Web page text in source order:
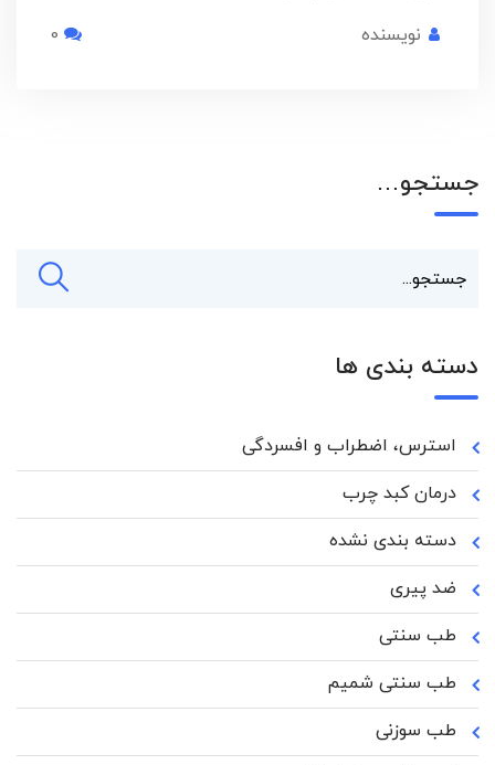
نویسنده
جستجو…
دسته بندی ها
استرس، اضطراب و افسردگی
درمان کبد چرب
دسته بندی نشده
ضد پیری
طب سنتی
طب سنتی شمیم
طب سوزنی